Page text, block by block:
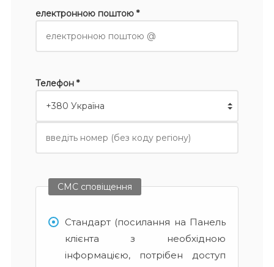
електронною поштою *
Телефон *
СМС сповіщення
Стандарт (посилання на Панель
клієнта з необхідною
інформацією, потрібен доступ